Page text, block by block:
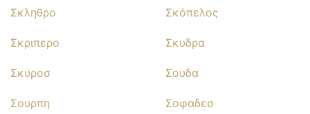
Σκληθρο Σκόπελος
Σκριπερο Σκυδρα
Σκυροσ Σουδα
Σουρπη Σοφαδεσ